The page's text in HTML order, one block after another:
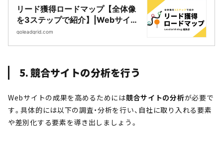
リード獲得ロードマップ【全体像
を3ステップで紹介】|Webサイト
制作・CMS開発｜LeadGrid
goleadgrid.com
5. 競合サイトの分析を行う
Webサイトの成果を高めるためには競合サイトの分析が必要で
す。具体的には以下の調査・分析を行い、自社に取り入れる要素
や差別化する要素を導き出しましょう。